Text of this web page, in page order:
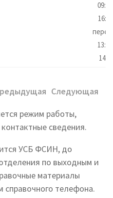
Следующая
режим работы,
сведения.
УСБ ФСИН, до
по выходным и
материалы
справочного телефона.